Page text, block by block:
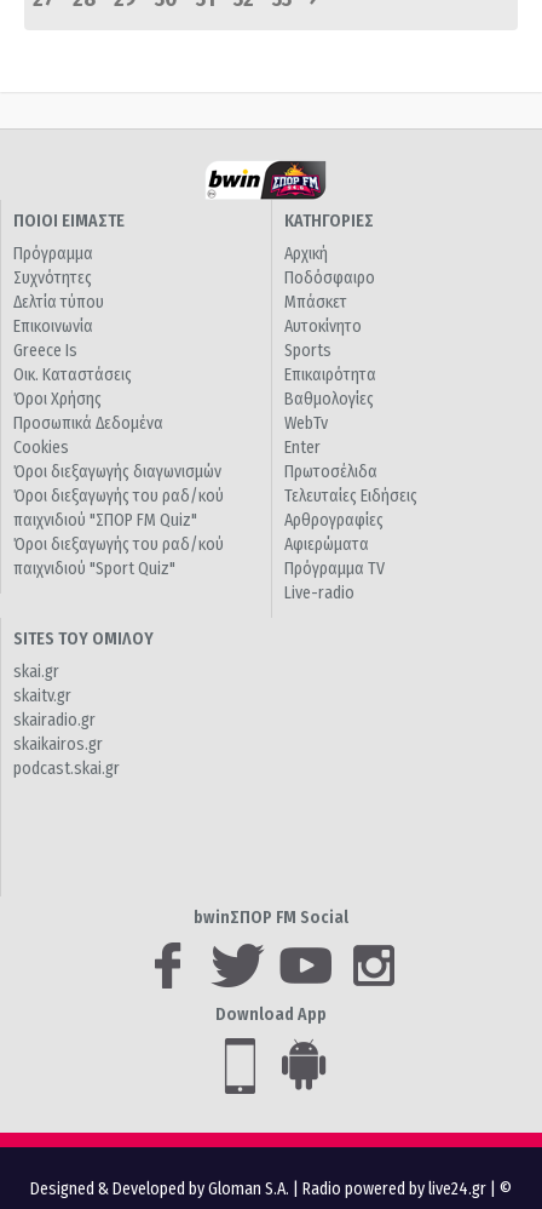
ΠΟΙΟΙ ΕΙΜΑΣΤΕ
Πρόγραμμα
Συχνότητες
Δελτία τύπου
Επικοινωνία
Greece Is
Οικ. Καταστάσεις
Όροι Χρήσης
Προσωπικά Δεδομένα
Cookies
Όροι διεξαγωγής διαγωνισμών
Όροι διεξαγωγής του ραδ/κού
παιχνιδιού "ΣΠΟΡ FM Quiz"
Όροι διεξαγωγής του ραδ/κού
παιχνιδιού "Sport Quiz"
ΚΑΤΗΓΟΡΙΕΣ
Αρχική
Ποδόσφαιρο
Μπάσκετ
Αυτοκίνητο
Sports
Επικαιρότητα
Βαθμολογίες
WebTv
Enter
Πρωτοσέλιδα
Τελευταίες Ειδήσεις
Αρθρογραφίες
Αφιερώματα
Πρόγραμμα TV
Live-radio
SITES ΤΟΥ ΟΜΙΛΟΥ
skai.gr
skaitv.gr
skairadio.gr
skaikairos.gr
podcast.skai.gr
bwinΣΠΟΡ FM Social
Download App
Designed & Developed by Gloman S.A. Radio powered by live24.gr | ©